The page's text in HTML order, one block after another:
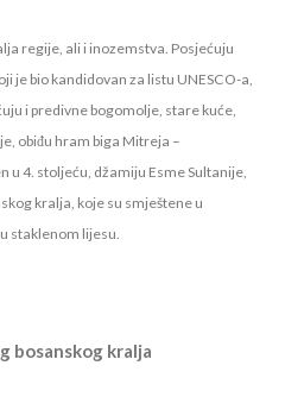
regije, ali i inozemstva. Posjećuju
je bio kandidovan za listu UNESCO-a,
i predivne bogomolje, stare kuće,
obiđu hram biga Mitreja –
u 4. stoljeću, džamiju Esme Sultanije,
kralja, koje su smještene u
staklenom lijesu.
bosanskog kralja